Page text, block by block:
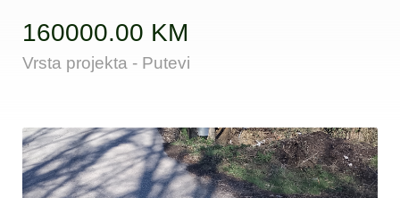
160000.00 KM
Vrsta projekta - Putevi